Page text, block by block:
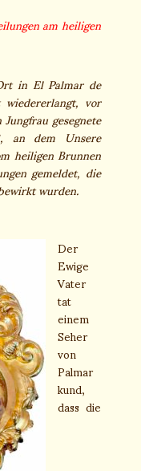
am heiligen
in El Palmar de
vor
gesegnete
an dem Unsere
heiligen Brunnen
gemeldet, die
wurden.
Der
Ewige
Vater
tat
einem
Seher
von
Palmar
kund,
dass die